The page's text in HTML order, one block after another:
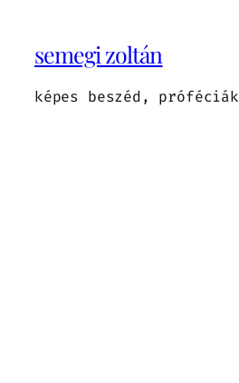
semegi zoltán
képes beszéd, próféciák